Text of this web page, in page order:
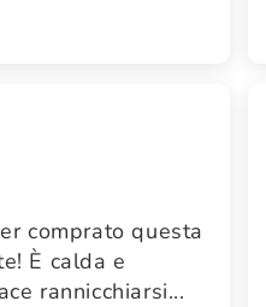
comprato questa
È calda e
rannicchiarsi...